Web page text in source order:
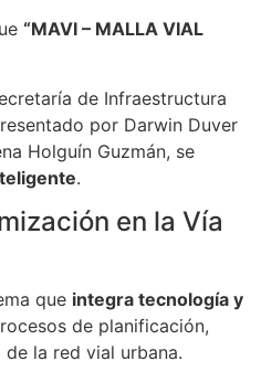
“MAVI – MALLA VIAL
de Infraestructura
por Darwin Duver
Holguín Guzmán, se
.
en la Vía
que integra tecnología y
de planificación,
la red vial urbana.